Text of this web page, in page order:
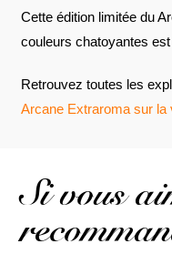
Cette édition limitée du
couleurs chatoyantes
Retrouvez toutes les
Arcane Extraroma sur
Si vous